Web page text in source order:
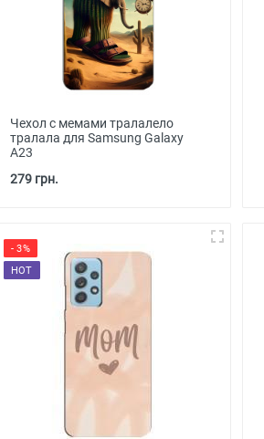
Чехол с мемами тралалело
тралала для Samsung Galaxy
A23
279 грн.
- 3%
HOT